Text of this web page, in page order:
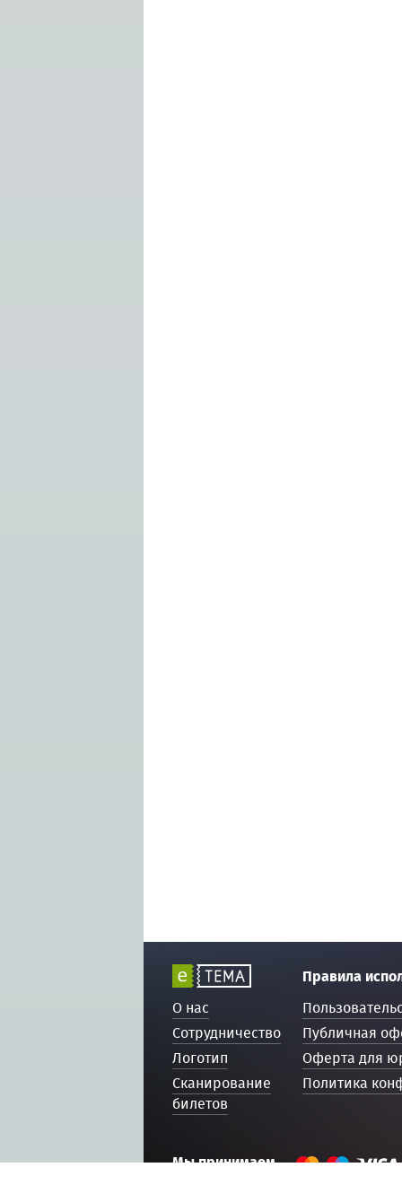
О нас
Сотрудничество
Логотип
Сканирование
билетов
Правила
Публичная
Оферта для
Политика
Мы принимаем